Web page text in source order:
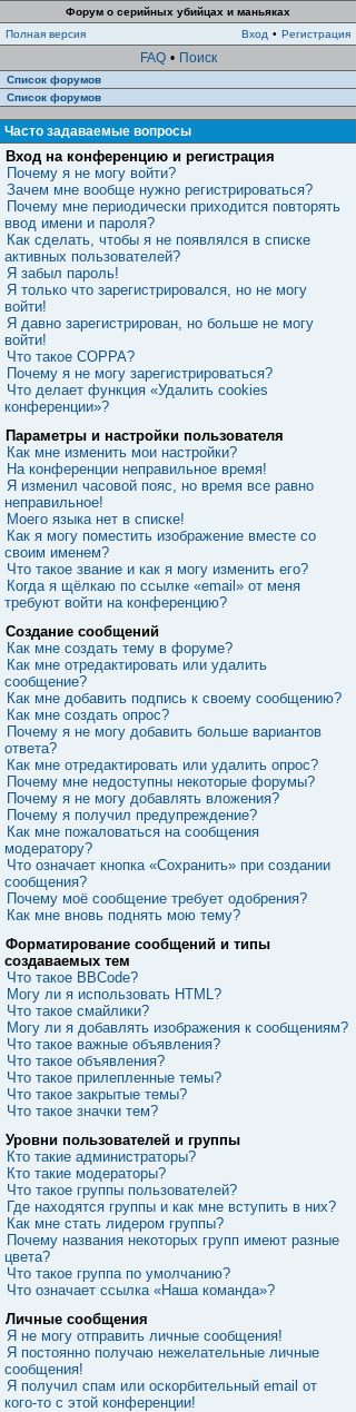
Форум о серийных убийцах и маньяках
Полная версия
Вход • Регистрация
FAQ • Поиск
Список форумов
Список форумов
Часто задаваемые вопросы
Вход на конференцию и регистрация
Почему я не могу войти?
Зачем мне вообще нужно регистрироваться?
Почему мне периодически приходится повторять
ввод имени и пароля?
Как сделать, чтобы я не появлялся в списке
активных пользователей?
Я забыл пароль!
Я только что зарегистрировался, но не могу
войти!
Я давно зарегистрирован, но больше не могу
войти!
Что такое COPPA?
Почему я не могу зарегистрироваться?
Что делает функция «Удалить cookies
конференции»?
Параметры и настройки пользователя
Как мне изменить мои настройки?
На конференции неправильное время!
Я изменил часовой пояс, но время все равно
неправильное!
Моего языка нет в списке!
Как я могу поместить изображение вместе со
своим именем?
Что такое звание и как я могу изменить его?
Когда я щёлкаю по ссылке «email» от меня
требуют войти на конференцию?
Создание сообщений
Как мне создать тему в форуме?
Как мне отредактировать или удалить
сообщение?
Как мне добавить подпись к своему сообщению?
Как мне создать опрос?
Почему я не могу добавить больше вариантов
ответа?
Как мне отредактировать или удалить опрос?
Почему мне недоступны некоторые форумы?
Почему я не могу добавлять вложения?
Почему я получил предупреждение?
Как мне пожаловаться на сообщения
модератору?
Что означает кнопка «Сохранить» при создании
сообщения?
Почему моё сообщение требует одобрения?
Как мне вновь поднять мою тему?
Форматирование сообщений и типы
создаваемых тем
Что такое BBCode?
Могу ли я использовать HTML?
Что такое смайлики?
Могу ли я добавлять изображения к сообщениям?
Что такое важные объявления?
Что такое объявления?
Что такое прилепленные темы?
Что такое закрытые темы?
Что такое значки тем?
Уровни пользователей и группы
Кто такие администраторы?
Кто такие модераторы?
Что такое группы пользователей?
Где находятся группы и как мне вступить в них?
Как мне стать лидером группы?
Почему названия некоторых групп имеют разные
цвета?
Что такое группа по умолчанию?
Что означает ссылка «Наша команда»?
Личные сообщения
Я не могу отправить личные сообщения!
Я постоянно получаю нежелательные личные
сообщения!
Я получил спам или оскорбительный email от
кого-то с этой конференции!